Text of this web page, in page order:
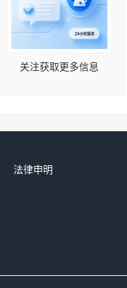
关注获取更多信息
法律申明